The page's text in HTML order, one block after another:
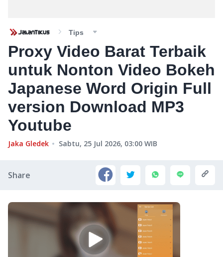
Tips
Proxy Video Barat Terbaik
untuk Nonton Video Bokeh
Japanese Word Origin Full
version Download MP3
Youtube
Jaka Gledek Sabtu, 25 Jul 2026, 03:00 WIB
Share